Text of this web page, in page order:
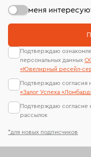
*для новых подписчиков
меня
Подтверждаю
персональных данных
«Ювелирный ресейл-
Подтверждаю согласия
«Залог Успеха
Подтверждаю согласие
рассылок